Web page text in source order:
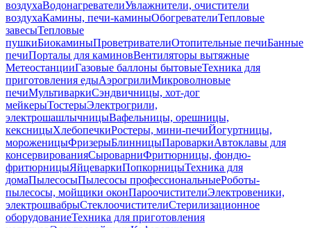
воздухаВодонагревателиУвлажнители, очистители
воздухаКамины, печи-каминыОбогревателиТепловые
завесыТепловые
пушкиБиокаминыПроветривателиОтопительные печиБанные
печиПорталы для каминовВентиляторы вытяжные
МетеостанцииГазовые баллоны бытовыеТехника для
приготовления едыАэрогрилиМикроволновые
печиМультиваркиСэндвичницы, хот-дог
мейкерыТостерыЭлектрогрили,
электрошашлычницыВафельницы, орешницы,
кексницыХлебопечкиРостеры, мини-печиЙогуртницы,
мороженицыФризерыБлинницыПароваркиАвтоклавы для
консервированияСыроварниФритюрницы, фондю-
фритюрницыЯйцеваркиПопкорницыТехника для
домаПылесосыПылесосы профессиональныеРоботы-
пылесосы, мойщики оконПароочистителиЭлектровеники,
электрошвабрыСтеклоочистителиСтерилизационное
оборудованиеТехника для приготовления